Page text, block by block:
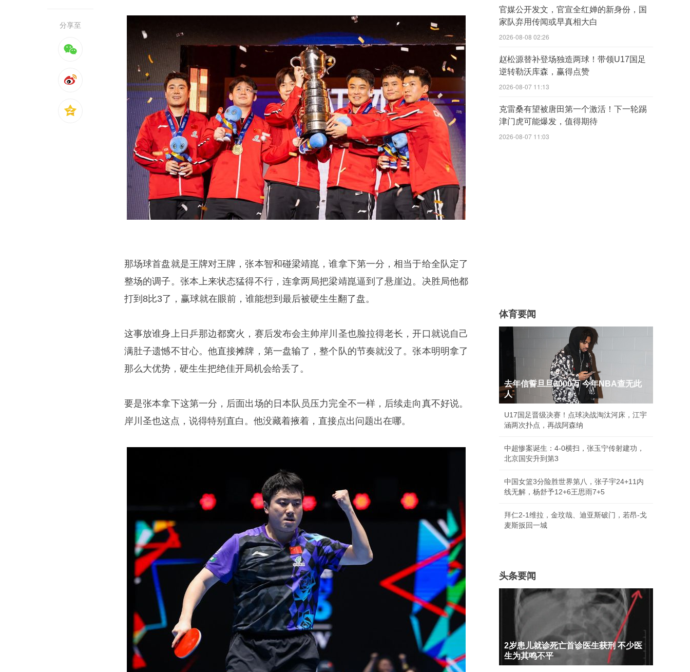
分享至
那场球首盘就是王牌对王牌，张本智和碰梁靖崑 ，谁拿下第一分，相当于给全队定了
整场的调子。张本上来状态猛得不行，连拿两局把梁靖崑逼到了悬崖边。决胜局他都
打到8比3了，赢球就在眼前，谁能想到最后被硬生生翻了盘。
这事放谁身上日乒那边都窝火，赛后发布会主帅岸川圣也脸拉得老长，开口就说自己
满肚子遗憾不甘心。他直接摊牌，第一盘输了，整个队的节奏就没了。张本明明拿了
那么大优势，硬生生把绝佳开局机会给丢了。
要是张本拿下这第一分，后面出场的日本队员压力完全不一样，后续走向真不好说。
岸川圣也这点，说得特别直白。他没藏着掖着，直接点出问题出在哪。
官媒公开发文，官宣全红婵的新身份，国
家队弃用传闻或早真相大白
2026-08-08 02:26
赵松源替补登场独造两球！带领U17国足
逆转勒沃库森，赢得点赞
2026-08-07 11:13
克雷桑有望被唐田第一个激活！下一轮踢
津门虎可能爆发，值得期待
2026-08-07 11:03
体育要闻
去年信誓旦旦3000万 今年NBA查无此
人
U17国足晋级决赛！点球决战淘汰河床，江宇
涵两次扑点，再战阿森纳
中超惨案诞生：4-0横扫，张玉宁传射建功，
北京国安升到第3
中国女篮3分险胜世界第八，张子宇24+11内
线无解，杨舒予12+6王思雨7+5
拜仁2-1维拉，金玟哉、迪亚斯破门，若昂-戈
麦斯扳回一城
头条要闻
2岁患儿就诊死亡首诊医生获刑 不少医
生为其鸣不平